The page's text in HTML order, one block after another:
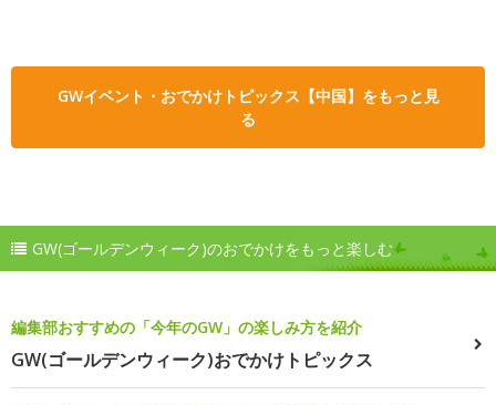
GWイベント・おでかけトピックス【中国】をもっと見
る
GW(ゴールデンウィーク)のおでかけをもっと楽しむ
編集部おすすめの「今年のGW」の楽しみ方を紹介
GW(ゴールデンウィーク)おでかけトピックス